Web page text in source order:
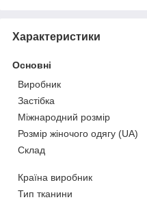
Характеристики
Основні
Виробник
Застібка
Міжнародний розмір
Розмір жіночого одягу (UA)
Склад
Країна виробник
Тип тканини